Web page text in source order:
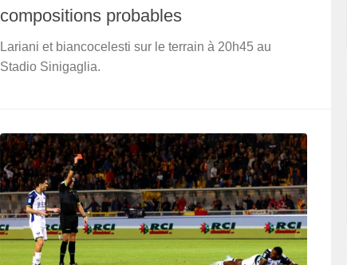
compositions probables
Lariani et biancocelesti sur le terrain à 20h45 au
Stadio Sinigaglia.